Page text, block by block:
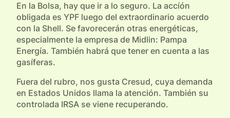
En la Bolsa, hay que ir a lo seguro. La accíón
obligada es YPF luego del extraordinario acuerdo
con la Shell. Se favorecerán otras energéticas,
especialmente la empresa de Midlin: Pampa
Energía. También habrá que tener en cuenta a las
gasíferas.
Fuera del rubro, nos gusta Cresud, cuya demanda
en Estados Unidos llama la atención. También su
controlada IRSA se viene recuperando.